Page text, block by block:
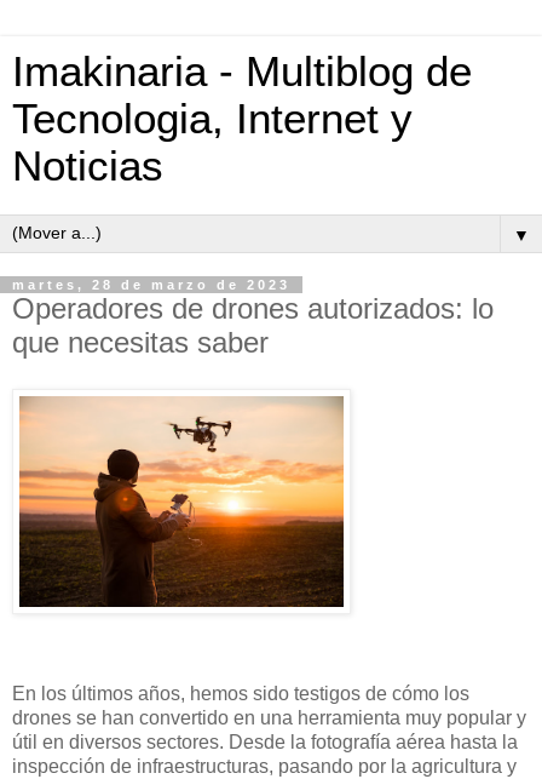
Imakinaria - Multiblog de
Tecnologia, Internet y
Noticias
▼
martes, 28 de marzo de 2023
Operadores de drones autorizados: lo
que necesitas saber
En los últimos años, hemos sido testigos de cómo los
drones se han convertido en una herramienta muy popular y
útil en diversos sectores. Desde la fotografía aérea hasta la
inspección de infraestructuras, pasando por la agricultura y